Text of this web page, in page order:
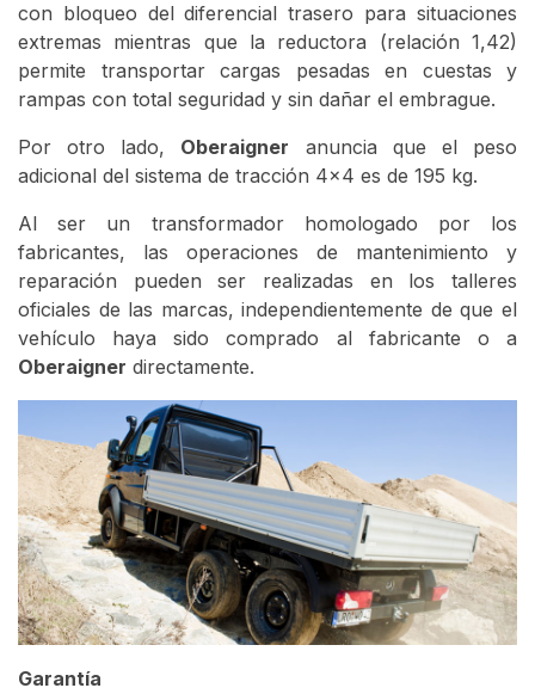
con bloqueo del diferencial trasero para situaciones
extremas mientras que la reductora (relación 1,42)
permite transportar cargas pesadas en cuestas y
rampas con total seguridad y sin dañar el embrague.
Por otro lado, Oberaigner anuncia que el peso
adicional del sistema de tracción 4x4 es de 195 kg.
Al ser un transformador homologado por los
fabricantes, las operaciones de mantenimiento y
reparación pueden ser realizadas en los talleres
oficiales de las marcas, independientemente de que el
vehículo haya sido comprado al fabricante o a
Oberaigner directamente.
Garantía